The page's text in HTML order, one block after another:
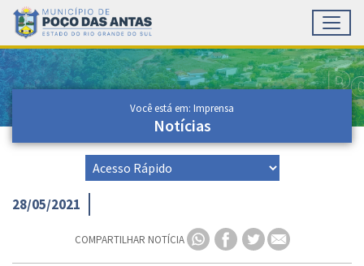
Ir para conteúdo principal
Conteúdo Principal
Você está em: Imprensa
Notícias
28/05/2021
COMPARTILHAR NOTÍCIA